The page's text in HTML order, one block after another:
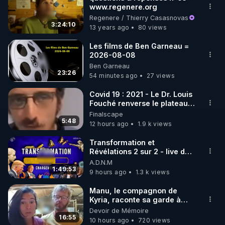
🌱 INSTAGRAM
https://www.instagram.com/rdlr_thierrycasasnovas/
http://rgnr.li/instagram
🌱 LA NEWSLETTER
Pour ne pas rater l’actualité RGNR (stages,
http://rgnr.li/news
🌱 VIDÉOS NON CENSURÉES SUR ODYSEE
Toutes les vidéos Youtube sont aussi sur la
http://rgnr.li/odysee
🌱 LES STAGES EN PRÉSENTIEL
http://rgnr.li/stages
3:24:10
www.regenere.org
Regenere / Thierry Casasnovas
13 years ago
80 views
23:26
Les films de Ben Garneau =
2026-08-08
Ben Garneau
54 minutes ago
27 views
5:48
Covid 19 : 2021 - Le Dr. Louis
Fouché renverse le plateau
de CNews !
Finalscape
12 hours ago
1.9 k views
1:49:53
Transformation et
Révélations 2 sur 2 - live du
07/08/26
A.D.N.M
9 hours ago
1.3 k views
16:55
Manu, le compagnon de
Kyria, raconte sa garde à
vue musclée. PARTAGEZ!
Devoir de Mémoire
10 hours ago
720 views